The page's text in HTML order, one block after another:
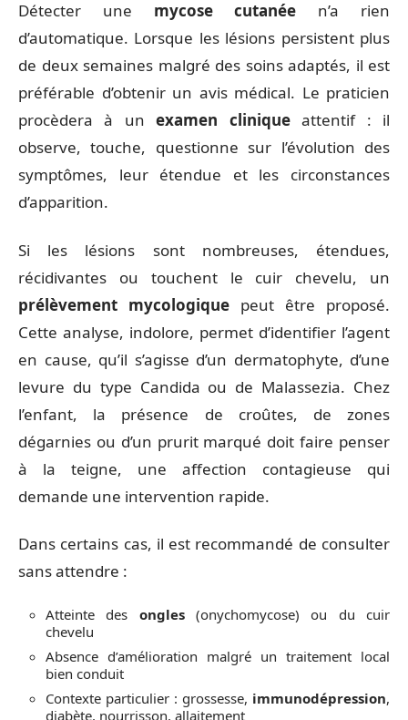
Détecter une mycose cutanée n’a rien
d’automatique. Lorsque les lésions persistent plus
de deux semaines malgré des soins adaptés, il est
préférable d’obtenir un avis médical. Le praticien
procèdera à unexamen cliniqueattentif : il
observe, touche, questionne sur l’évolution des
symptômes, leur étendue et les circonstances
d’apparition.
Si les lésions sont nombreuses, étendues,
récidivantes ou touchent le cuir chevelu, un
prélèvement mycologique peut être proposé.
Cette analyse, indolore, permet d’identifier l’agent
en cause, qu’il s’agisse d’un dermatophyte, d’une
levure du type Candida ou de Malassezia. Chez
l’enfant, la présence de croûtes, de zones
dégarnies ou d’un prurit marqué doit faire penser
à la teigne, une affection contagieuse qui
demande une intervention rapide.
Dans certains cas, il est recommandé de consulter
sans attendre :
Atteinte des ongles(onychomycose) ou du cuir
chevelu
Absence d’amélioration malgré un traitement local
bien conduit
Contexte particulier : grossesse, immunodépression,
diabète, nourrisson, allaitement